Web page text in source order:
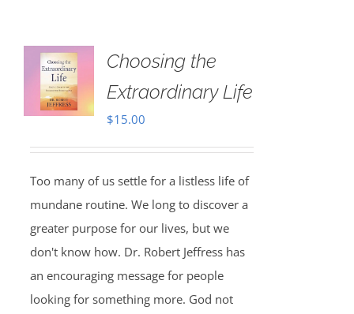
Choosing the
Extraordinary Life
$15.00
Too many of us settle for a listless life of
mundane routine. We long to discover a
greater purpose for our lives, but we
don't know how. Dr. Robert Jeffress has
an encouraging message for people
looking for something more. God not